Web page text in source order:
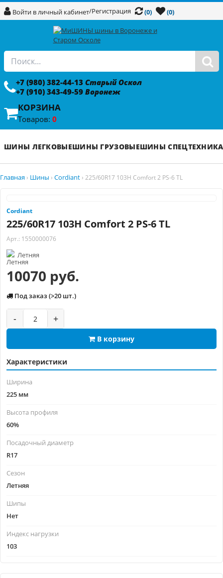
Войти в личный кабинет/Регистрация (0) (0)
+7 (980) 382-44-13 Старый Оскол
+7 (910) 343-49-59 Воронеж
КОРЗИНА
Товаров: 0
ШИНЫ ЛЕГКОВЫЕШИНЫ ГРУЗОВЫЕШИНЫ СПЕЦТЕХНИКА
Главная › Шины › Cordiant › 225/60R17 103H Comfort 2 PS-6 TL
Cordiant
225/60R17 103H Comfort 2 PS-6 TL
Арт.: 1550000076
Летняя
10070 руб.
Под заказ (>20 шт.)
- +
В корзину
Характеристики
Ширина
225 мм
Высота профиля
60%
Посадочный диаметр
R17
Сезон
Летняя
Шипы
Нет
Индекс нагрузки
103